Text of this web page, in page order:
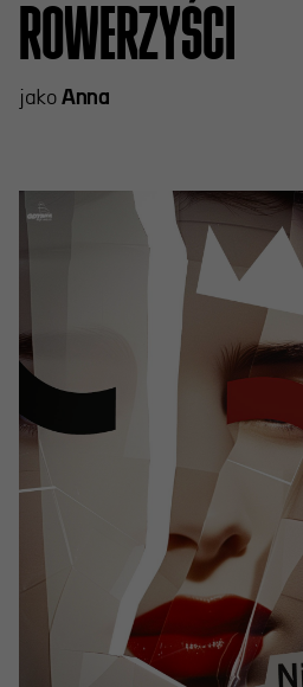
ROWERZYŚCI
jakoAnna